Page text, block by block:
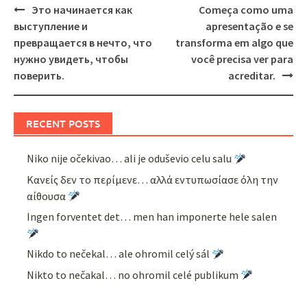
Post
navigation
Это начинается как
выступление и
превращается в нечто, что
нужно увидеть, чтобы
поверить.
Começa como uma
apresentação e se
transforma em algo que
você precisa ver para
acreditar.
RECENT POSTS
Niko nije očekivao… ali je oduševio celu salu
Κανείς δεν το περίμενε… αλλά εντυπωσίασε όλη την
αίθουσα
Ingen forventet det… men han imponerte hele salen
Nikdo to nečekal… ale ohromil celý sál
Nikto to nečakal… no ohromil celé publikum